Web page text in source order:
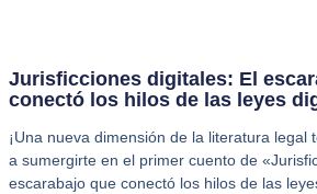
Jurisficciones digitales: El
conectó los hilos de las leyes
¡Una nueva dimensión de la literatura legal
a sumergirte en el primer cuento de
escarabajo que conectó los hilos de las